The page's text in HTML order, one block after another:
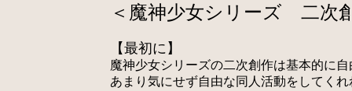
＜魔神少女シリーズ 二次
【最初に】
魔神少女シリーズの二次創作は基本的に
あまり気にせず自由な同人活動をしてく